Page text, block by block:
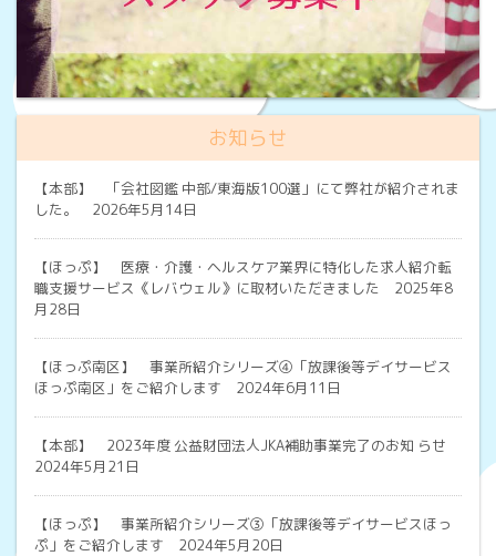
お知らせ
【本部】
「会社図鑑 中部/東海版100選」にて弊社が紹介されま
した。 2026年5月14日
【ほっぷ】
医療・介護・ヘルスケア業界に特化した求人紹介転
職支援サービス《レバウェル》に取材いただきました 2025年8
月28日
【ほっぷ南区】
事業所紹介シリーズ④「放課後等デイサービス
ほっぷ南区」をご紹介します 2024年6月11日
【本部】
2023年度 公益財団法人JKA補助事業完了のお知 らせ
2024年5月21日
【ほっぷ】
事業所紹介シリーズ③「放課後等デイサービスほっ
ぷ」をご紹介します 2024年5月20日